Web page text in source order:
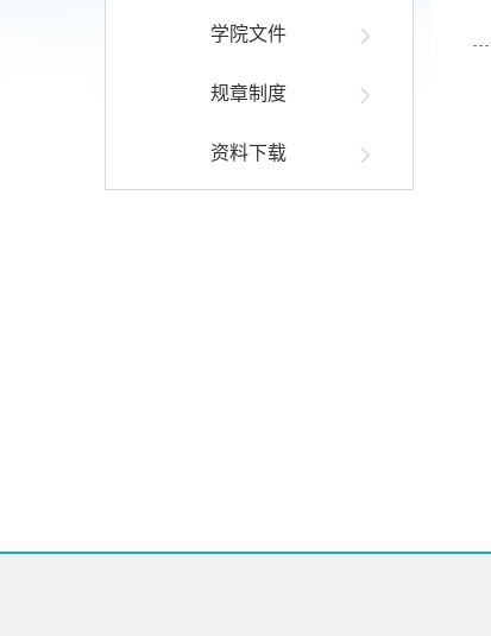
学院文件
规章制度
资料下载